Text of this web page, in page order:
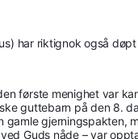
har riktignok også
første menighet var
guttebarn på den 8.
gamle gjerningspakten,
Guds nåde – var